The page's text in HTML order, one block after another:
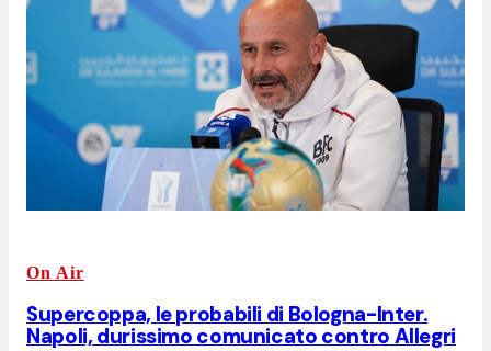
On Air
Supercoppa, le probabili di Bologna-Inter.
Napoli, durissimo comunicato contro Allegri